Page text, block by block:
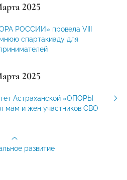
2025
РОССИИ» провела VIII
спартакиаду для
2025
Астраханской «ОПОРЫ
мам и жен участников СВО
развитие